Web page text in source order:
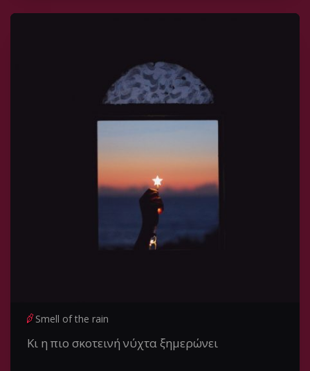
Smell of the rain
Κι η πιο σκοτεινή νύχτα ξημερώνει